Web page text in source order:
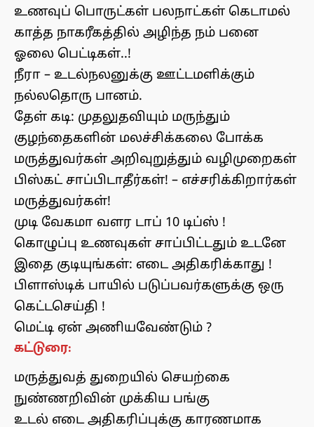
உணவுப் பொருட்கள் பலநாட்கள் கெடாமல்
காத்த நாகரீகத்தில் அழிந்த நம் பனை
ஓலை பெட்டிகள்..!
நீரா – உடல்நலனுக்கு ஊட்டமளிக்கும்
நல்லதொரு பானம்.
தேள் கடி: முதலுதவியும் மருந்தும்
குழந்தைகளின் மலச்சிக்கலை போக்க
மருத்துவர்கள் அறிவுறுத்தும் வழிமுறைகள்
பிஸ்கட் சாப்பிடாதீர்கள்! – எச்சரிக்கிறார்கள்
மருத்துவர்கள்!
முடி வேகமா வளர டாப் 10 டிப்ஸ் !
கொழுப்பு உணவுகள் சாப்பிட்டதும் உடனே
இதை குடியுங்கள்: எடை அதிகரிக்காது !
பிளாஸ்டிக் பாயில் படுப்பவர்களுக்கு ஒரு
கெட்டசெய்தி !
மெட்டி ஏன் அணியவேண்டும் ?
கட்டுரை:
மருத்துவத் துறையில் செயற்கை
நுண்ணறிவின் முக்கிய பங்கு
உடல் எடை அதிகரிப்புக்கு காரணமாக